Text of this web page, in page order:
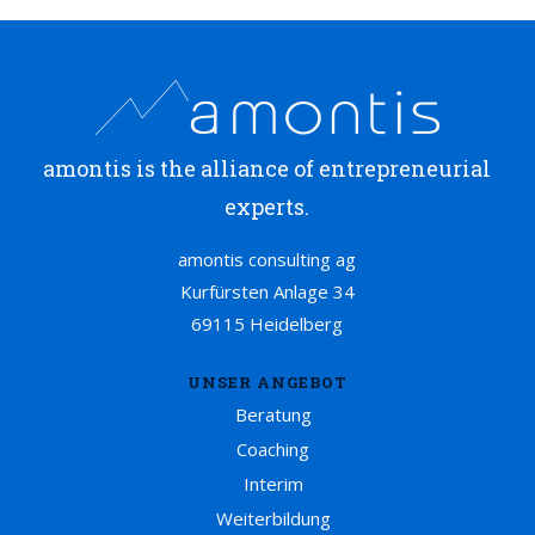
amontis is the alliance of entrepreneurial
experts.
amontis consulting ag
Kurfürsten Anlage 34
69115 Heidelberg
UNSER ANGEBOT
Beratung
Coaching
Interim
Weiterbildung